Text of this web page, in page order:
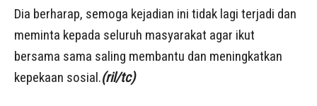
Dia berharap, semoga kejadian ini tidak lagi terjadi dan
meminta kepada seluruh masyarakat agar ikut
bersama sama saling membantu dan meningkatkan
kepekaan sosial.(ril/tc)